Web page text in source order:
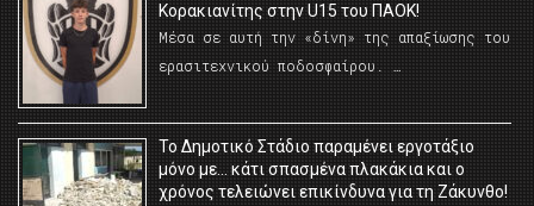
Κορακιανίτης στην U15 του ΠΑΟΚ!
Μέσα σε αυτή την «δίνη» της απαξίωσης του
ερασιτεχνικού ποδοσφαίρου. …
Το Δημοτικό Στάδιο παραμένει εργοτάξιο
μόνο με… κάτι σπασμένα πλακάκια και ο
χρόνος τελειώνει επικίνδυνα για τη Ζάκυνθο!